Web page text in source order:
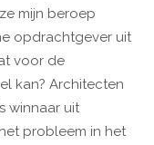
mijn beroep
opdrachtgever uit
voor de
kan? Architecten
winnaar uit
probleem in het